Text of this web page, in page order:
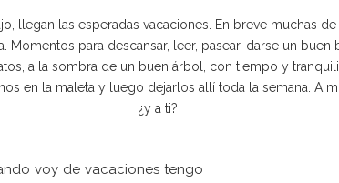
llegan las esperadas vacaciones. En breve muchas
Momentos para descansar, leer, pasear, darse un buen
a la sombra de un buen árbol, con tiempo y
en la maleta y luego dejarlos allí toda la semana. A
¿y a ti?
voy de vacaciones tengo